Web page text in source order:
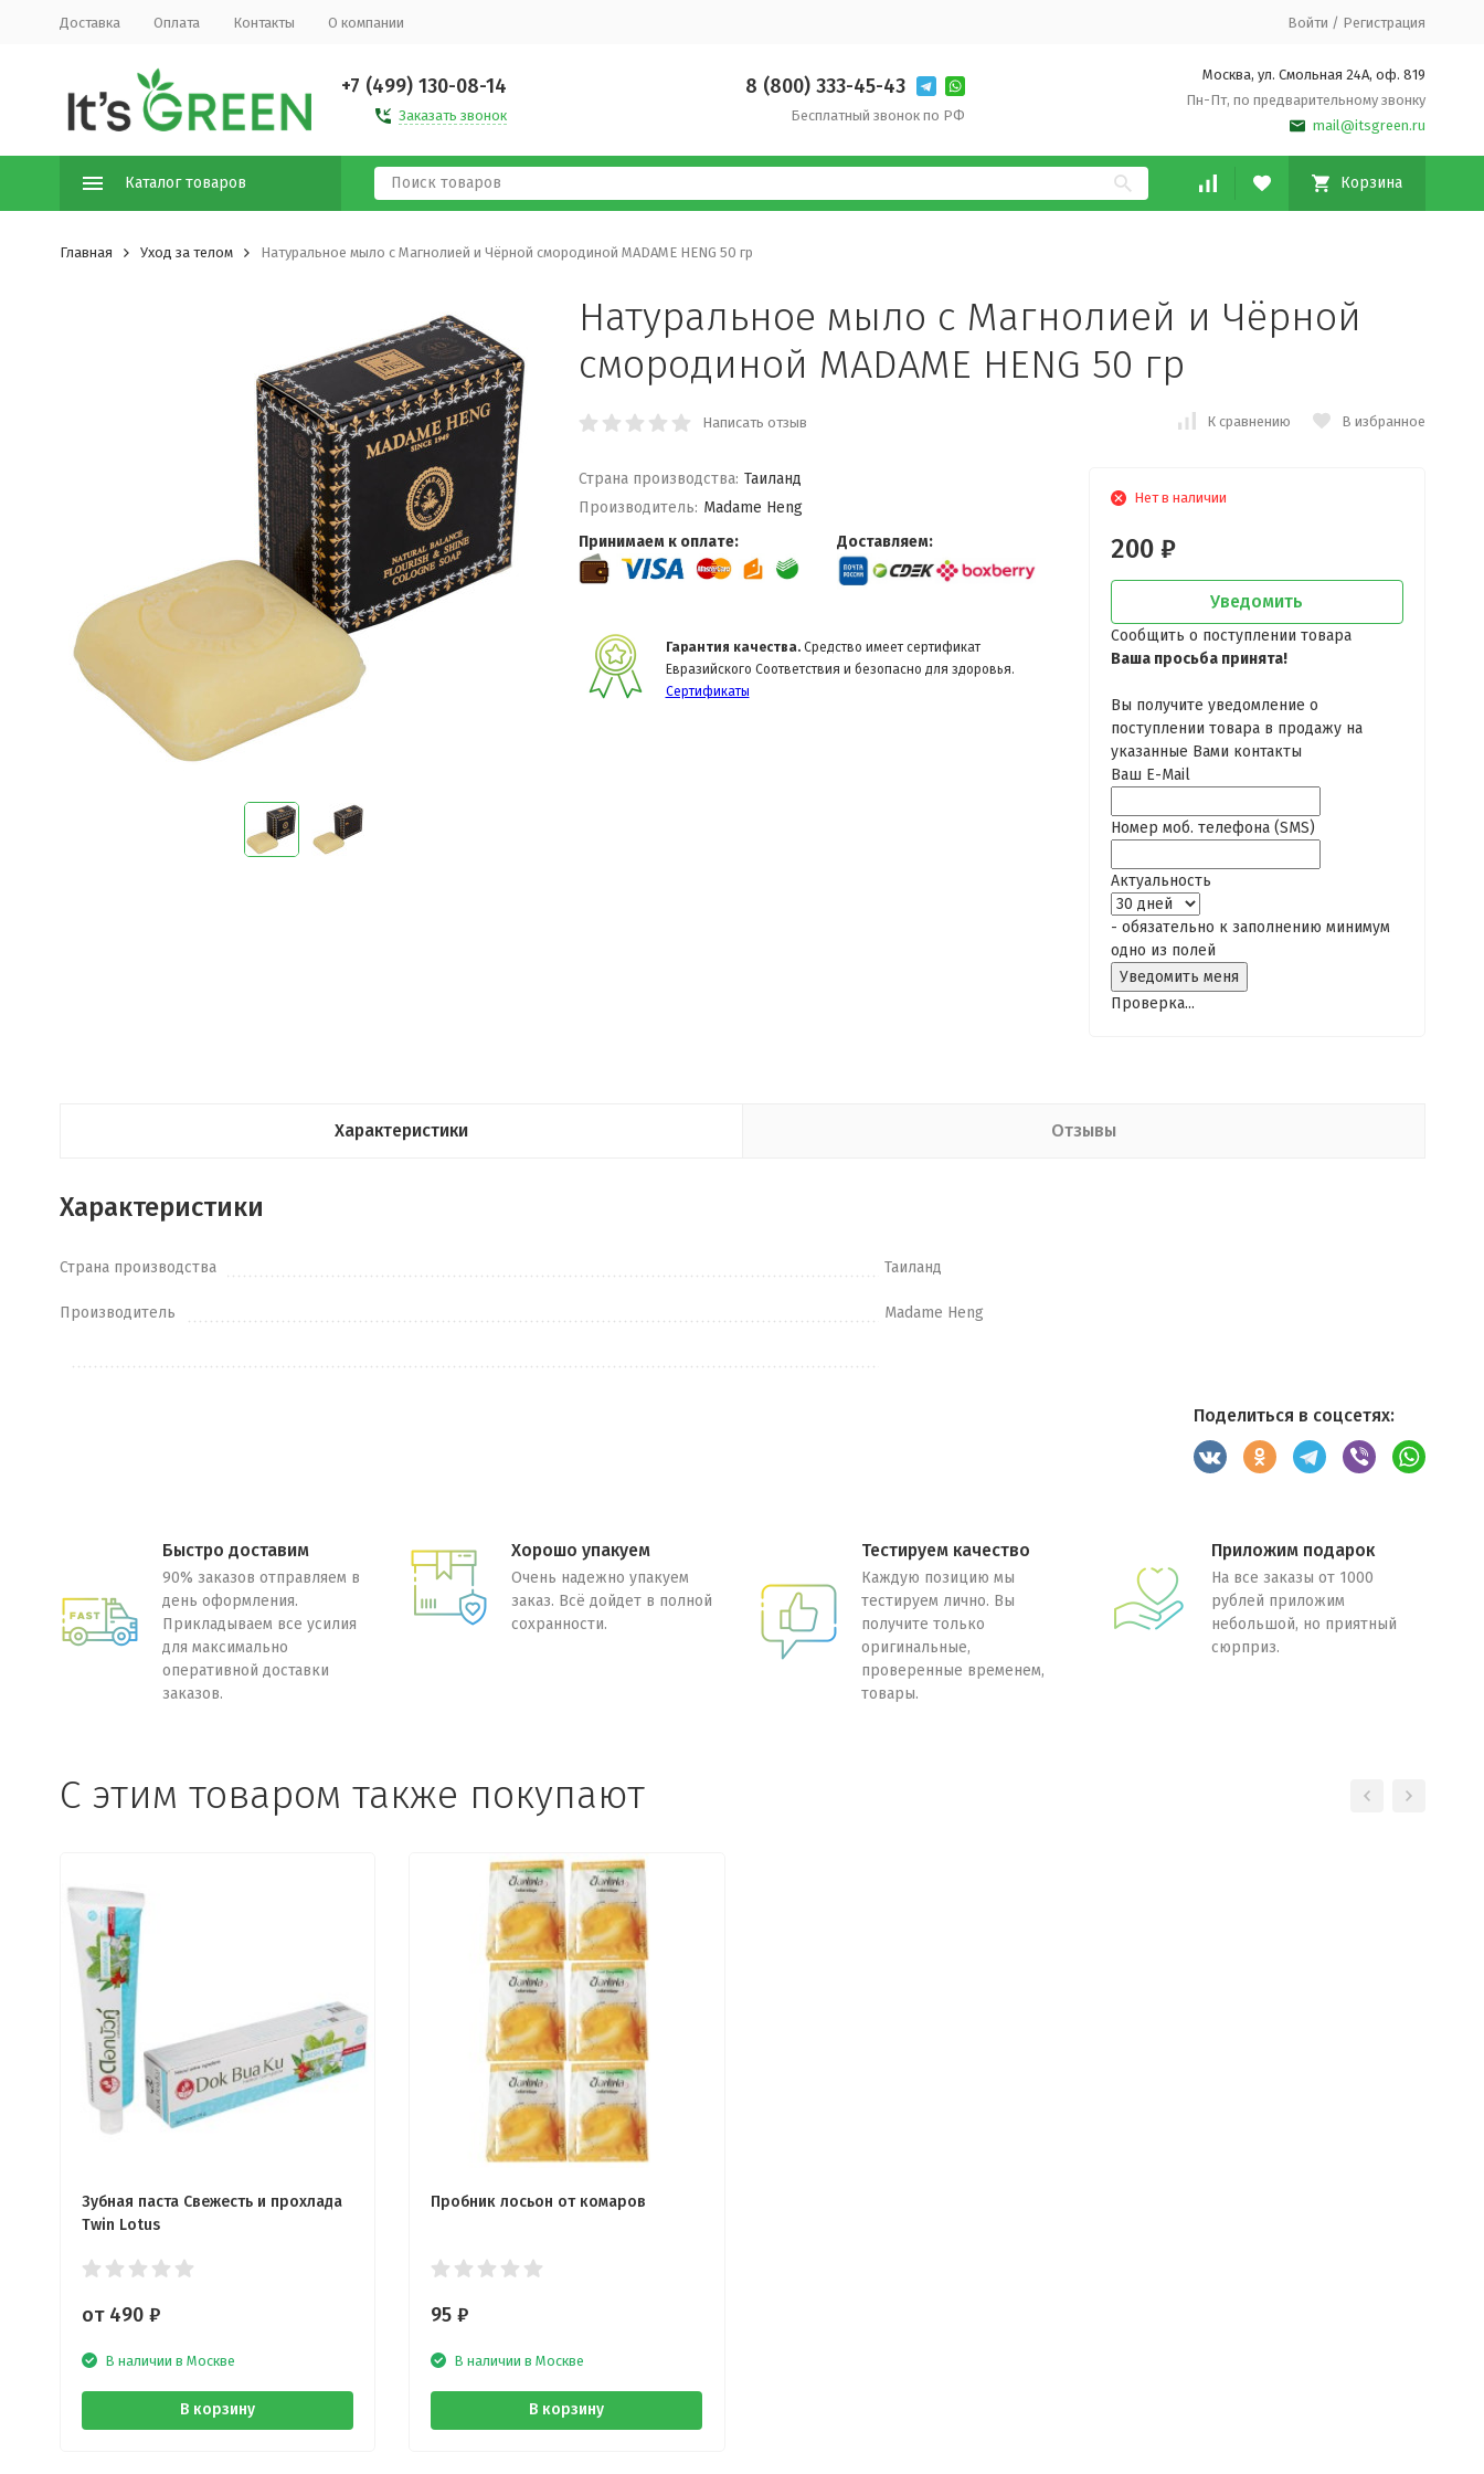
Доставка Оплата Контакты О компании Войти / Регистрация
+7 (499) 130-08-14
Заказать звонок
8 (800) 333-45-43
Бесплатный звонок по РФ
Москва, ул. Смольная 24А, оф. 819
Пн-Пт, по предварительному звонку
mail@itsgreen.ru
Каталог товаров Корзина
Главная Уход за телом Натуральное мыло с Магнолией и Чёрной смородиной MADAME HENG 50 гр
Натуральное мыло с Магнолией и Чёрной
смородиной MADAME HENG 50 гр
Написать отзыв К сравнению В избранное
Страна производства: Таиланд
Производитель: Madame Heng
Принимаем к оплате:
Доставляем:
Гарантия качества.Средство имеет сертификат
Евразийского Соответствия и безопасно для здоровья.
Сертификаты
Нет в наличии
200 ₽
Уведомить
Сообщить о поступлении товара
Ваша просьба принята!
Вы получите уведомление о
поступлении товара в продажу на
указанные Вами контакты
Ваш E-Mail
Номер моб. телефона (SMS)
Актуальность
- обязательно к заполнению минимум
одно из полей
Проверка...
Характеристики Отзывы
Характеристики
Страна производства Таиланд
Производитель Madame Heng
Поделиться в соцсетях:
Быстро доставим
90% заказов отправляем в
день оформления.
Прикладываем все усилия
для максимально
оперативной доставки
заказов.
Хорошо упакуем
Очень надежно упакуем
заказ. Всё дойдет в полной
сохранности.
Тестируем качество
Каждую позицию мы
тестируем лично. Вы
получите только
оригинальные,
проверенные временем,
товары.
Приложим подарок
На все заказы от 1000
рублей приложим
небольшой, но приятный
сюрприз.
C этим товаром также покупают
Зубная паста Свежесть и прохлада
Twin Lotus
от 490 ₽
В наличии в Москве
В корзину
Пробник лосьон от комаров
95₽
В наличии в Москве
В корзину